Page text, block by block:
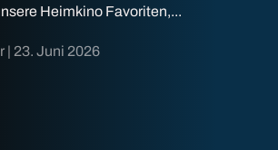
Heimkino Favoriten,...
| 23. Juni 2026
2026